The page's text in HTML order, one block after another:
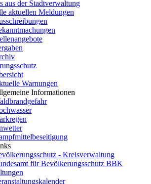
aus der Stadtverwaltung
aktuellen Meldungen
Warnungen
Informationen
- Kreisverwaltung
für Bevölkerungsschutz BBK